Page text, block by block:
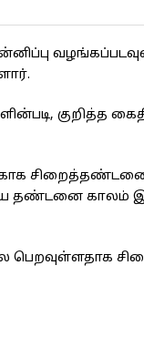
குறித்த
தண்டனை காலம்
பெறவுள்ளதாக